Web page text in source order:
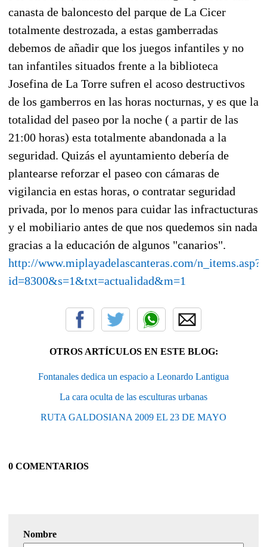
canasta de baloncesto del parque de La Cicer
totalmente destrozada, a estas gamberradas
debemos de añadir que los juegos infantiles y no
tan infantiles situados frente a la biblioteca
Josefina de La Torre sufren el acoso destructivos
de los gamberros en las horas nocturnas, y es que la
totalidad del paseo por la noche ( a partir de las
21:00 horas) esta totalmente abandonada a la
seguridad. Quizás el ayuntamiento debería de
plantearse reforzar el paseo con cámaras de
vigilancia en estas horas, o contratar seguridad
privada, por lo menos para cuidar las infractucturas
y el mobiliario antes de que nos quedemos sin nada
gracias a la educación de algunos "canarios".
http://www.miplayadelascanteras.com/n_items.asp?
id=8300&s=1&txt=actualidad&m=1
OTROS ARTÍCULOS EN ESTE BLOG:
Fontanales dedica un espacio a Leonardo Lantigua
La cara oculta de las esculturas urbanas
RUTA GALDOSIANA 2009 EL 23 DE MAYO
0 COMENTARIOS
Nombre